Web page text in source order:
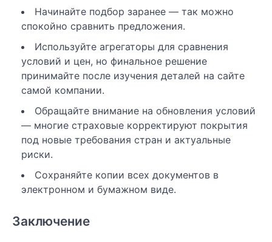
Начинайте подбор заранее — так можно
спокойно сравнить предложения.
Используйте агрегаторы для сравнения
условий и цен, но финальное решение
принимайте после изучения деталей на сайте
самой компании.
Обращайте внимание на обновления условий
— многие страховые корректируют покрытия
под новые требования стран и актуальные
риски.
Сохраняйте копии всех документов в
электронном и бумажном виде.
Заключение